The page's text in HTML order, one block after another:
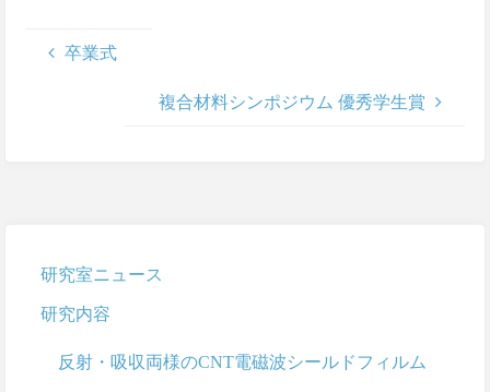
卒業式
複合材料シンポジウム 優秀学生賞
研究室ニュース
研究内容
反射・吸収両様のCNT電磁波シールドフィルム